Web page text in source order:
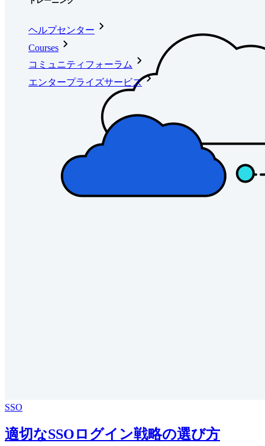
ヘルプセンター
Courses
コミュニティフォーラム
エンタープライズサービス
無料で始める 営業に問い合わせる
ログイン
SSO
適切なSSOログイン戦略の選び方